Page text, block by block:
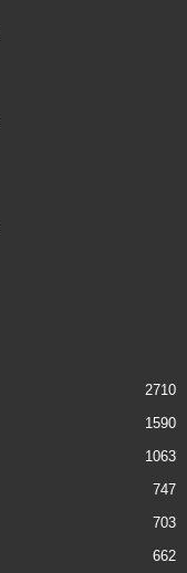
2710
1590
1063
747
703
662